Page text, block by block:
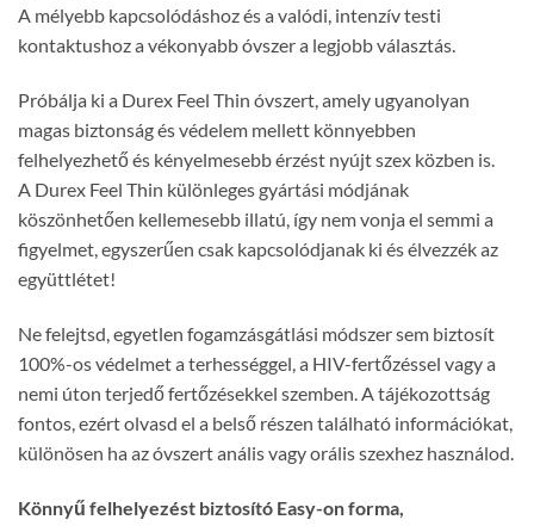
A mélyebb kapcsolódáshoz és a valódi, intenzív testi
kontaktushoz a vékonyabb óvszer a legjobb választás.
Próbálja ki a Durex Feel Thin óvszert, amely ugyanolyan
magas biztonság és védelem mellett könnyebben
felhelyezhető és kényelmesebb érzést nyújt szex közben is.
A Durex Feel Thin különleges gyártási módjának
köszönhetően kellemesebb illatú, így nem vonja el semmi a
figyelmet, egyszerűen csak kapcsolódjanak ki és élvezzék az
együttlétet!
Ne felejtsd, egyetlen fogamzásgátlási módszer sem biztosít
100%-os védelmet a terhességgel, a HIV-fertőzéssel vagy a
nemi úton terjedő fertőzésekkel szemben. A tájékozottság
fontos, ezért olvasd el a belső részen található információkat,
különösen ha az óvszert anális vagy orális szexhez használod.
Könnyű felhelyezést biztosító Easy-on forma,